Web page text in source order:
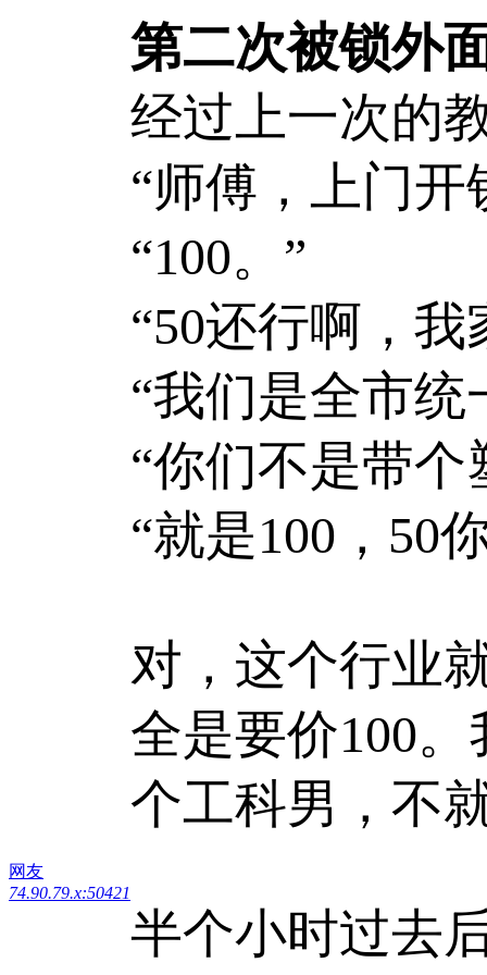
网友
74.90.79.x:50421
第二次被锁外
经过上一次的
“师傅，上门开
“100。”
“50还行啊，我
“我们是全市
“你们不是带
“就是100，50
对，这个行业
全是要价100
个工科男，不
半个小时过去